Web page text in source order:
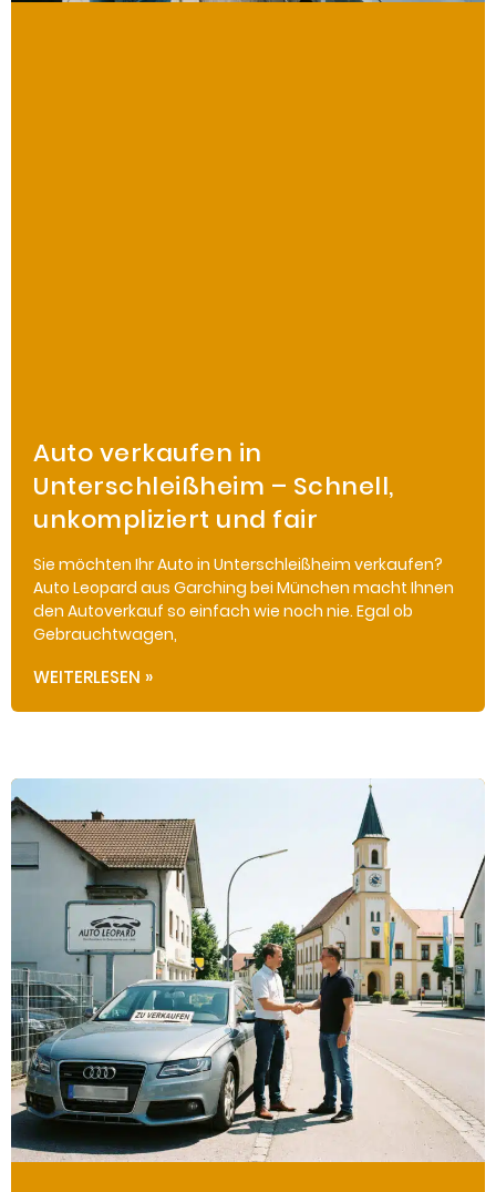
Auto verkaufen in
Unterschleißheim – Schnell,
unkompliziert und fair
Sie möchten Ihr Auto in Unterschleißheim verkaufen?
Auto Leopard aus Garching bei München macht Ihnen
den Autoverkauf so einfach wie noch nie. Egal ob
Gebrauchtwagen,
WEITERLESEN »